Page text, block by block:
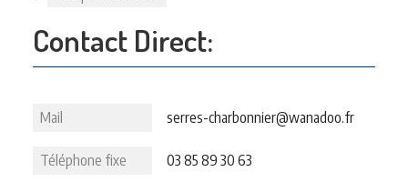
Contact Direct:
Mail serres-charbonnier@wanadoo.fr
Téléphone fixe 03 85 89 30 63